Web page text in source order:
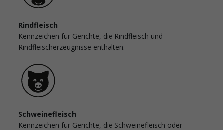
Rindfleisch
Kennzeichen für Gerichte, die Rindfleisch und
Rindfleischerzeugnisse enthalten.
Schweinefleisch
Kennzeichen für Gerichte, die Schweinefleisch oder